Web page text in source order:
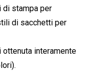
di stampa per
di sacchetti per
interamente